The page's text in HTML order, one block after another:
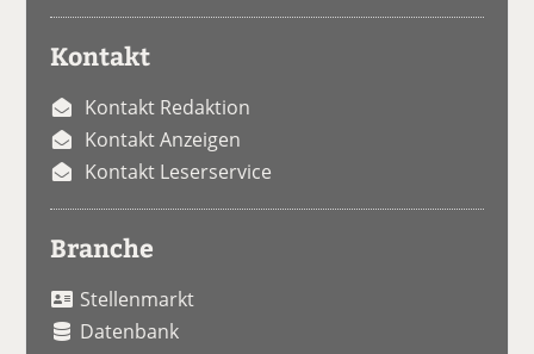
Kontakt
Kontakt Redaktion
Kontakt Anzeigen
Kontakt Leserservice
Branche
Stellenmarkt
Datenbank